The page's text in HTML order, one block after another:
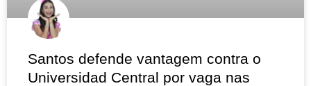
Santos defende vantagem contra o
Universidad Central por vaga nas